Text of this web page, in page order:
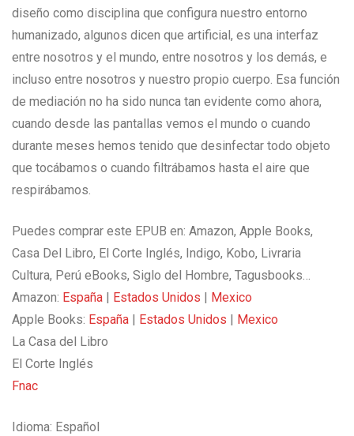
diseño como disciplina que configura nuestro entorno
humanizado, algunos dicen que artificial, es una interfaz
entre nosotros y el mundo, entre nosotros y los demás, e
incluso entre nosotros y nuestro propio cuerpo. Esa función
de mediación no ha sido nunca tan evidente como ahora,
cuando desde las pantallas vemos el mundo o cuando
durante meses hemos tenido que desinfectar todo objeto
que tocábamos o cuando filtrábamos hasta el aire que
respirábamos.
Puedes comprar este EPUB en: Amazon, Apple Books,
Casa Del Libro, El Corte Inglés, Indigo, Kobo, Livraria
Cultura, Perú eBooks, Siglo del Hombre, Tagusbooks…
Amazon: España Estados Unidos
Mexico
Apple Books: España Estados Unidos
Mexico
La Casa del Libro
El Corte Inglés
Fnac
Idioma: Español